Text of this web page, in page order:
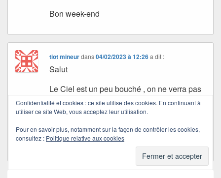
Bon week-end
tiot mineurdans04/02/2023 à 12:26 a dit :
Salut
Le Ciel est un peu bouché , on ne verra pas
le soleil aujourd’hui.
Je vous souhaite un bon week-end
Confidentialité et cookies : ce site utilise des cookies. En continuant à
utiliser ce site Web, vous acceptez leur utilisation.
Pour en savoir plus, notamment sur la façon de contrôler les cookies,
consultez : Politique relative aux cookies